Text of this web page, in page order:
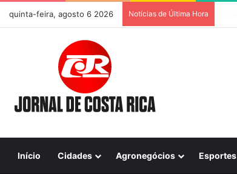
quinta-feira, agosto 6 2026 Notícias de Última Hora
Início Cidades Agronegócios Esportes